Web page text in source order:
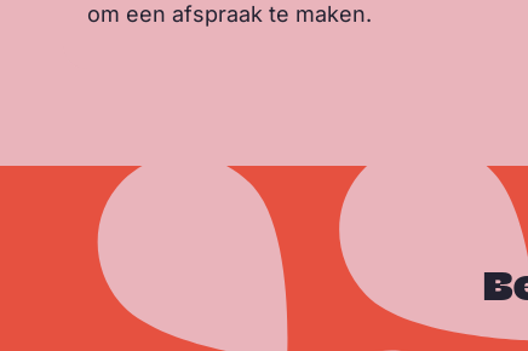
om een afspraak te maken.